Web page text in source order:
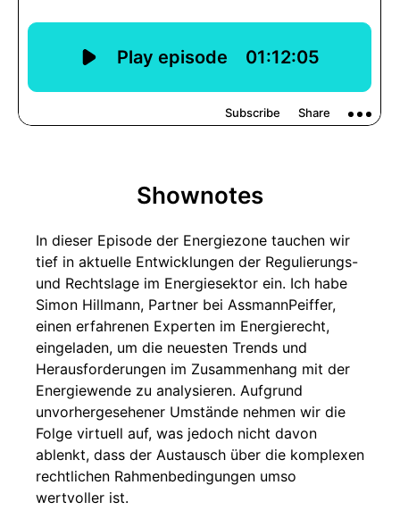
Shownotes
In dieser Episode der Energiezone tauchen wir
tief in aktuelle Entwicklungen der Regulierungs-
und Rechtslage im Energiesektor ein. Ich habe
Simon Hillmann, Partner bei AssmannPeiffer,
einen erfahrenen Experten im Energierecht,
eingeladen, um die neuesten Trends und
Herausforderungen im Zusammenhang mit der
Energiewende zu analysieren. Aufgrund
unvorhergesehener Umstände nehmen wir die
Folge virtuell auf, was jedoch nicht davon
ablenkt, dass der Austausch über die komplexen
rechtlichen Rahmenbedingungen umso
wertvoller ist.